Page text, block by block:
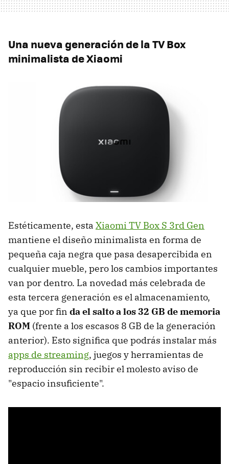
Una nueva generación de la TV Box
minimalista de Xiaomi
Estéticamente, esta Xiaomi TV Box S 3rd Gen
mantiene el diseño minimalista en forma de
pequeña caja negra que pasa desapercibida en
cualquier mueble, pero los cambios importantes
van por dentro. La novedad más celebrada de
esta tercera generación es el almacenamiento,
ya que por fin da el salto a los 32 GB de memoria
ROM (frente a los escasos 8 GB de la generación
anterior). Esto significa que podrás instalar más
apps de streaming, juegos y herramientas de
reproducción sin recibir el molesto aviso de
"espacio insuficiente".